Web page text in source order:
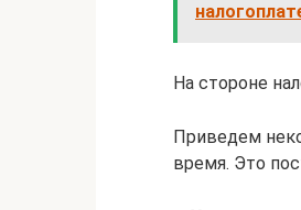
На стороне
Приведем
время. Это